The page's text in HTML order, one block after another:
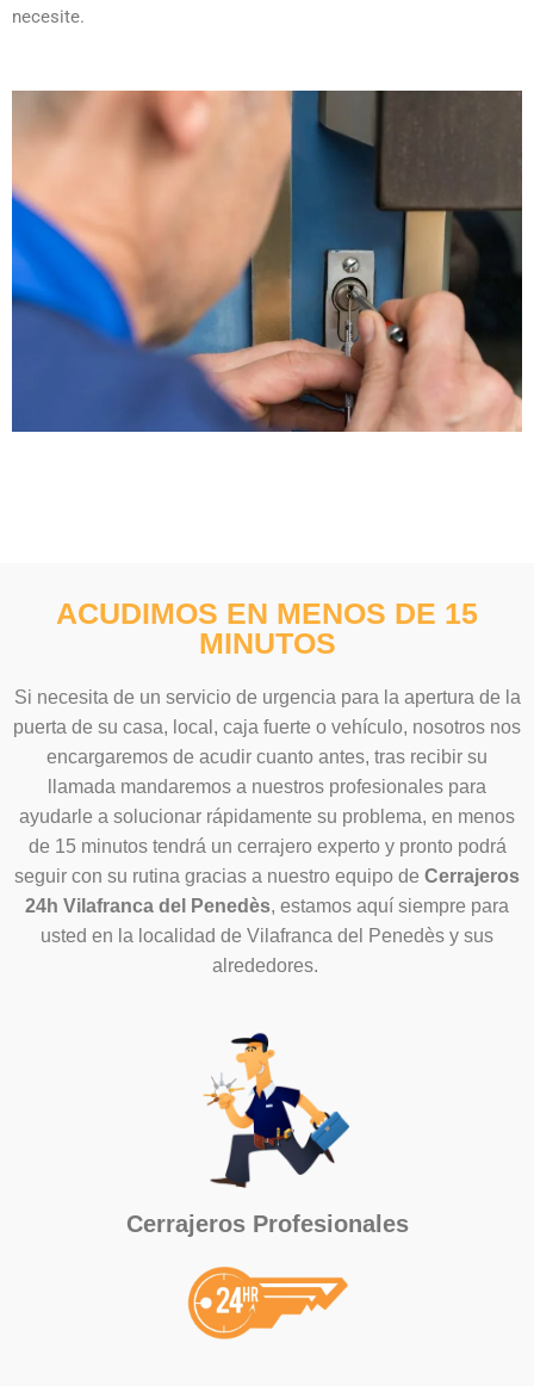
necesite.
ACUDIMOS EN MENOS DE 15
MINUTOS
Si necesita de un servicio de urgencia para la apertura de la
puerta de su casa, local, caja fuerte o vehículo, nosotros nos
encargaremos de acudir cuanto antes, tras recibir su
llamada mandaremos a nuestros profesionales para
ayudarle a solucionar rápidamente su problema, en menos
de 15 minutos tendrá un cerrajero experto y pronto podrá
seguir con su rutina gracias a nuestro equipo de Cerrajeros
24h Vilafranca del Penedès, estamos aquí siempre para
usted en la localidad de Vilafranca del Penedès y sus
alrededores.
Cerrajeros Profesionales